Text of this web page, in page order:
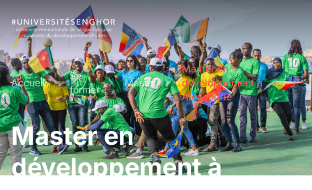
Accueil
Se
former
Master
Master en
développement à
Alexandrie
Master en
développement à